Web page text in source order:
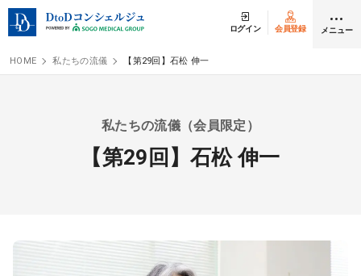
ログイン 会員登録 メニュー
医院の譲渡・売却をお考えの方
採用をお考えの医療機関の方
HOME 私たちの流儀 【第29回】石松 伸一
私たちの流儀（会員限定）
【第29回】石松 伸一